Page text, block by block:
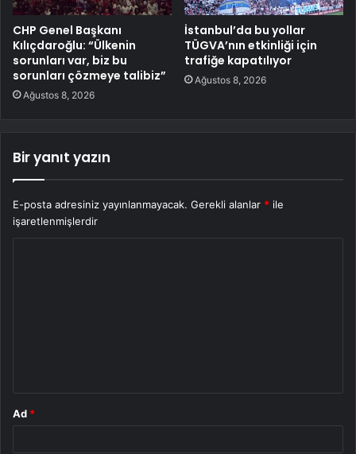
CHP Genel Başkanı
Kılıçdaroğlu: “Ülkenin
sorunları var, biz bu
sorunları çözmeye talibiz”
Ağustos 8, 2026
İstanbul’da bu yollar
TÜGVA’nın etkinliği için
trafiğe kapatılıyor
Ağustos 8, 2026
Bir yanıt yazın
E-posta adresiniz yayınlanmayacak. Gerekli alanlar * ile
işaretlenmişlerdir
Ad *